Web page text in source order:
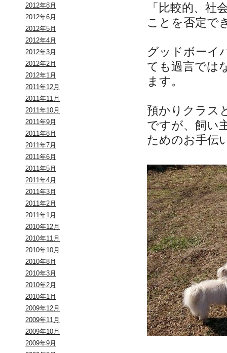
2012年8月
2012年6月
2012年5月
2012年4月
2012年3月
2012年2月
2012年1月
2011年12月
2011年11月
2011年10月
2011年9月
2011年8月
2011年7月
2011年6月
2011年5月
2011年4月
2011年3月
2011年2月
2011年1月
2010年12月
2010年11月
2010年10月
2010年8月
2010年3月
2010年2月
2010年1月
2009年12月
2009年11月
2009年10月
2009年9月
「比較的、
ことを否定で
グッドボーイ
ても過言では
ます。
預かりクラス
ですが、飼い
ためのお手伝